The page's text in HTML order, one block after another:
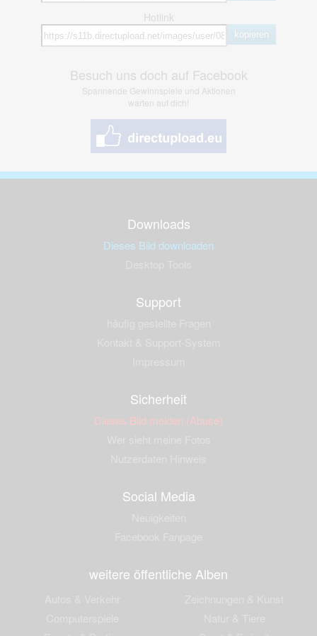
Hotlink
kopieren
Besuch uns doch auf Facebook
Spannende Gewinnspiele und Aktionen
warten auf dich!
Downloads
Dieses Bild downloaden
Support
Sicherheit
Dieses Bild melden (Abuse)
Social Media
weitere öffentliche Alben